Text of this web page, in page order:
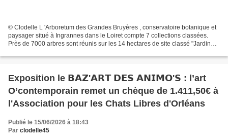
© Clodelle L 'Arboretum des Grandes Bruyères , conservatoire botanique et
paysager situé à Ingrannes dans le Loiret compte 7 collections classées.
Près de 7000 arbres sont réunis sur les 14 hectares de site classé "Jardin
Exposition le 𝗕𝗔𝗭'𝗔𝗥𝗧 𝗗𝗘𝗦 𝗔𝗡𝗜𝗠𝗢'𝗦 : l’art
O’contemporain remet un chèque de 1.411,50€ à
l'Association pour les Chats Libres d'Orléans
Publié le 15/06/2026 à 18:43
Par clodelle45